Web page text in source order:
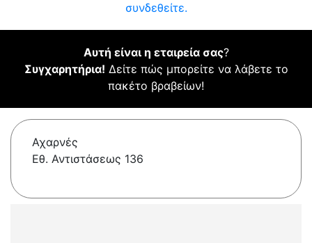
συνδεθείτε.
Αυτή είναι η εταιρεία σας?
Συγχαρητήρια! Δείτε πώς μπορείτε να λάβετε το
πακέτο βραβείων!
Αχαρνές
Εθ. Αντιστάσεως 136